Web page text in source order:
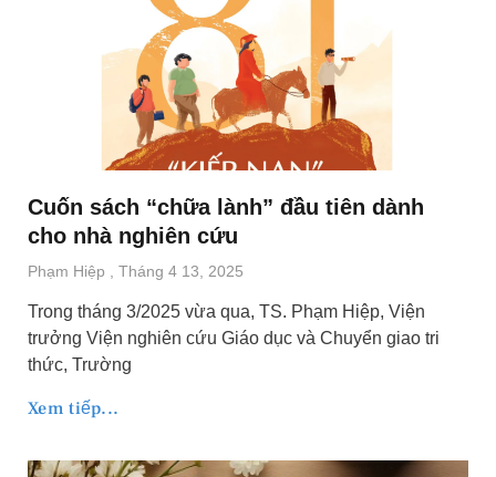
Cuốn sách “chữa lành” đầu tiên dành
cho nhà nghiên cứu
Phạm Hiệp Tháng 4 13, 2025
Trong tháng 3/2025 vừa qua, TS. Phạm Hiệp, Viện
trưởng Viện nghiên cứu Giáo dục và Chuyển giao tri
thức, Trường
Xem tiếp...